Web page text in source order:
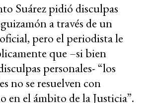
Suárez pidió disculpas
a través de un
pero el periodista le
que –si bien
personales- “los
no se resuelven con
en el ámbito de la Justicia”.